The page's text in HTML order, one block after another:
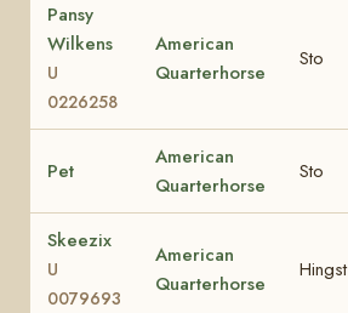
Pansy
Wilkens
U
0226258
American
Quarterhorse
Sto
Pet
American
Quarterhorse
Sto
Skeezix
U
0079693
American
Quarterhorse
Hingst